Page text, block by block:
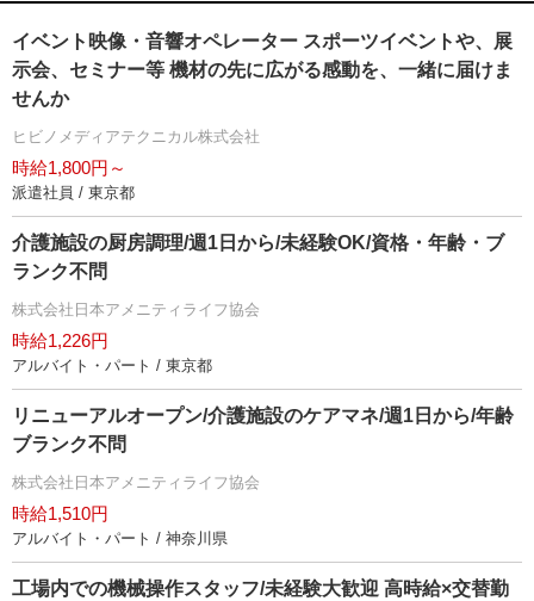
イベント映像・音響オペレーター スポーツイベントや、展
示会、セミナー等 機材の先に広がる感動を、一緒に届けま
せんか
ヒビノメディアテクニカル株式会社
時給1,800円～
派遣社員 / 東京都
介護施設の厨房調理/週1日から/未経験OK/資格・年齢・ブ
ランク不問
株式会社日本アメニティライフ協会
時給1,226円
アルバイト・パート / 東京都
リニューアルオープン/介護施設のケアマネ/週1日から/年齢
ブランク不問
株式会社日本アメニティライフ協会
時給1,510円
アルバイト・パート / 神奈川県
工場内での機械操作スタッフ/未経験大歓迎 高時給×交替勤